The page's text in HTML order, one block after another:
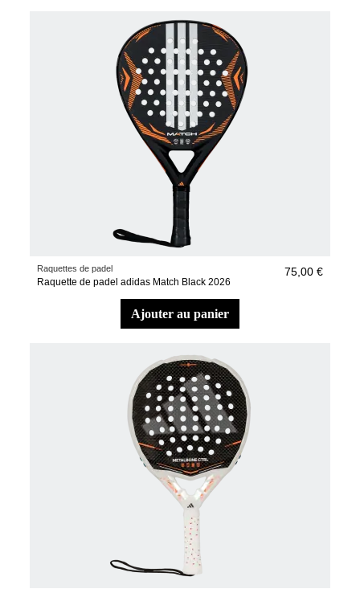
Raquettes de padel
Raquette de padel adidas Match Black 2026
75,00 €
ajouter au panier